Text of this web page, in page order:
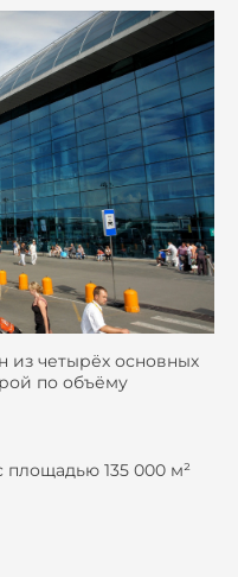
из четырёх основных
по объёму
135 000 м²